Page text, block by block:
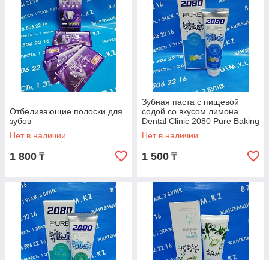
Отбеливающие полоски для
зубов
Нет в наличии
1 800 ₸
Зубная паста с пищевой
содой со вкусом лимона
Dental Clinic 2080 Pure Baking
Soda Toothpaste Lemon Lime
Нет в наличии
1 500 ₸